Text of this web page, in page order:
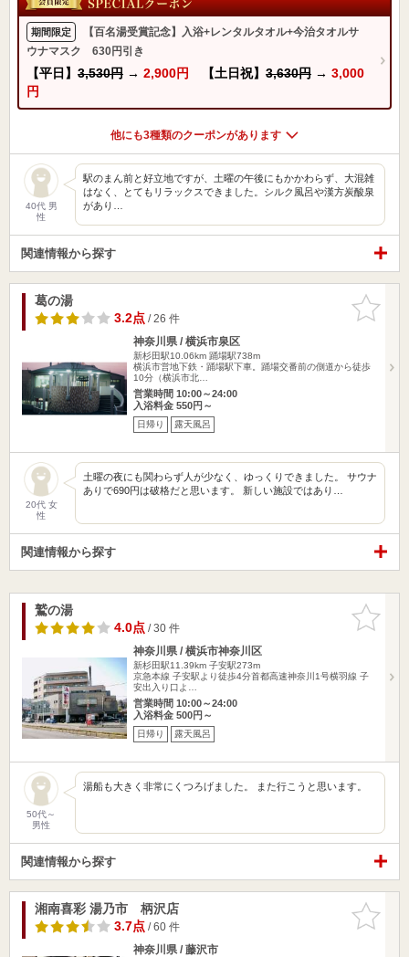
期間限定
【百名湯受賞記念】入浴+レンタルタオル+今治タオルサ
ウナマスク 630円引き
【平日】 3,530円 → 2,900円 【土日祝】 3,630円 → 3,000
円
他にも3種類のクーポンがあります
40代 男
性
駅のまん前と好立地ですが、土曜の午後にもかかわらず、大混雑
はなく、とてもリラックスできました。シルク風呂や漢方炭酸泉
があり…
関連情報から探す
お気に入
りに追加
葛の湯
3.2点/ 26 件
神奈川県 / 横浜市泉区
新杉田駅10.06km 踊場駅738m
横浜市営地下鉄・踊場駅下車。踊場交番前の側道から徒歩
10分（横浜市北…
営業時間 10:00～24:00
入浴料金 550円～
日帰り 露天風呂
20代 女
性
土曜の夜にも関わらず人が少なく、ゆっくりできました。 サウナ
ありで690円は破格だと思います。 新しい施設ではあり…
関連情報から探す
お気に入
りに追加
鷲の湯
4.0点/ 30 件
神奈川県 / 横浜市神奈川区
新杉田駅11.39km 子安駅273m
京急本線 子安駅より徒歩4分首都高速神奈川1号横羽線 子
安出入り口よ…
営業時間 10:00～24:00
入浴料金 500円～
日帰り 露天風呂
50代～
男性
湯船も大きく非常にくつろげました。 また行こうと思います。
関連情報から探す
お気に入
りに追加
湘南喜彩 湯乃市 柄沢店
3.7点/ 60 件
神奈川県 / 藤沢市